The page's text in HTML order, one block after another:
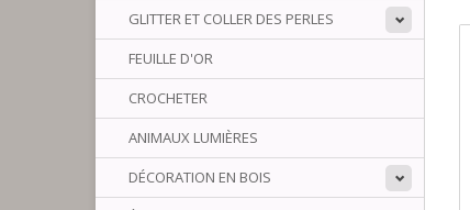
GLITTER ET COLLER DES PERLES
FEUILLE D'OR
CROCHETER
ANIMAUX LUMIÈRES
DÉCORATION EN BOIS